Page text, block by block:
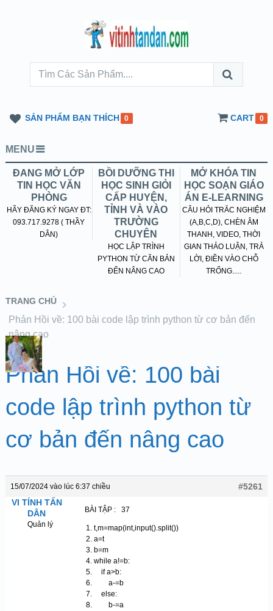
SẢN PHẨM BẠN THÍCH 0 CART 0
MENU
ĐANG MỞ LỚP
TIN HỌC VĂN
PHÒNG
HÃY ĐĂNG KÝ NGAY ĐT:
093.717.9278 ( THẦY
DÂN)
BỒI DƯỠNG THI
HỌC SINH GIỎI
CẤP HUYỆN,
TỈNH VÀ VÀO
TRƯỜNG
CHUYÊN
HỌC LẬP TRÌNH
PYTHON TỪ CĂN BẢN
ĐẾN NÂNG CAO
MỞ KHÓA TIN
HỌC SOẠN GIÁO
ÁN E-LEARNING
CÂU HỎI TRẮC NGHIỆM
(A,B,C,D), CHÈN ÂM
THANH, VIDEO, THỜI
GIAN THẢO LUẬN, TRẢ
LỜI, ĐIỀN VÀO CHỖ
TRỐNG.....
TRANG CHỦ
Phản Hồi về: 100 bài code lập trình python từ cơ bản đến
nâng cao
Phản Hồi về: 100 bài
code lập trình python từ
cơ bản đến nâng cao
15/07/2024 vào lúc 6:37 chiều
#5261
VI TÍNH TẤN
DÂN
Quản lý
BÀI TẬP : 37
t,m=map(int,input().split())
a=t
b=m
while a!=b:
if a>b:
a-=b
else:
b-=a